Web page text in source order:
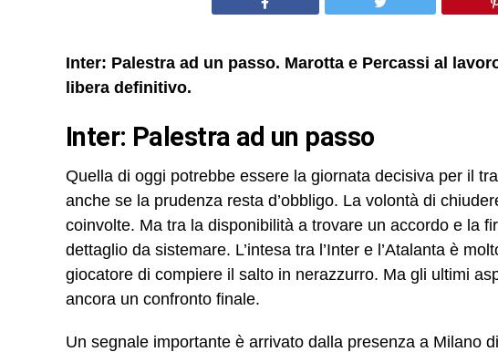
Inter: Palestra ad un passo. Marotta e Percassi al
libera definitivo.
Inter: Palestra ad un passo
Quella di oggi potrebbe essere la giornata decisiva per il
anche se la prudenza resta d’obbligo. La volontà di
coinvolte. Ma tra la disponibilità a trovare un accordo e la
dettaglio da sistemare. L’intesa tra l’Inter e l’Atalanta è
giocatore di compiere il salto in nerazzurro. Ma gli ultimi
ancora un confronto finale.
Un segnale importante è arrivato dalla presenza a Milano